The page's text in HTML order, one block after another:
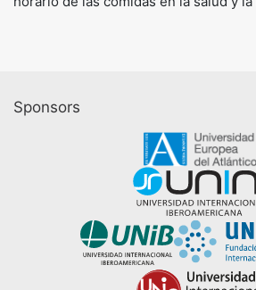
Sponsors